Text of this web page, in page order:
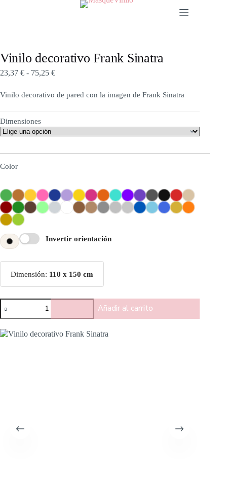
Vinilo decorativo Frank Sinatra
23,37 € - 75,25 €
Vinilo decorativo de pared con la imagen de Frank Sinatra
Dimensiones
Color
Invertir orientación
Dimensión: 110 x 150 cm
Añadir al carrito